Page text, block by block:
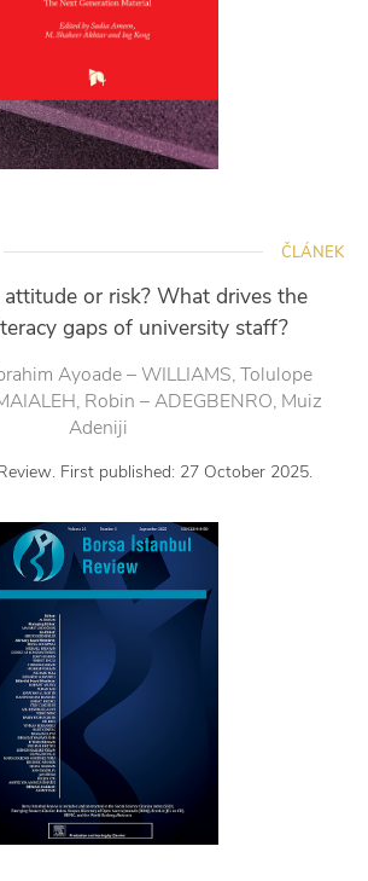
ČLÁNEK
or risk? What drives the
gaps of university staff?
Ayoade – WILLIAMS, Tolulope
Robin – ADEGBENRO, Muiz
Adeniji
First published: 27 October 2025.